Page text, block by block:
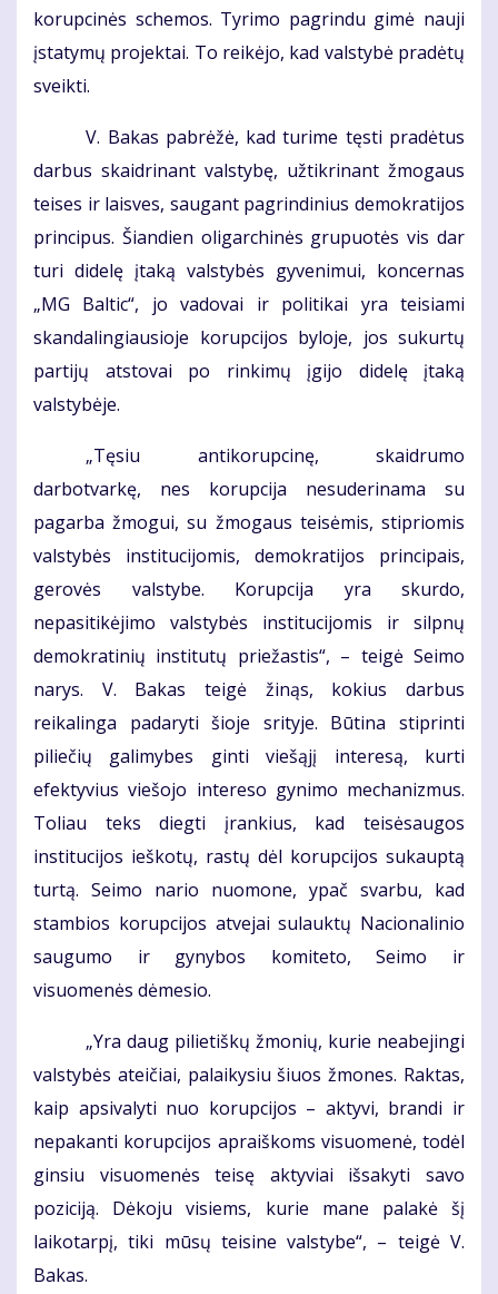
korupcinės schemos. Tyrimo pagrindu gimė nauji
įstatymų projektai. To reikėjo, kad valstybė pradėtų
sveikti.
V. Bakas pabrėžė, kad turime tęsti pradėtus
darbus skaidrinant valstybę, užtikrinant žmogaus
teises ir laisves, saugant pagrindinius demokratijos
principus. Šiandien oligarchinės grupuotės vis dar
turi didelę įtaką valstybės gyvenimui, koncernas
„MG Baltic“, jo vadovai ir politikai yra teisiami
skandalingiausioje korupcijos byloje, jos sukurtų
partijų atstovai po rinkimų įgijo didelę įtaką
valstybėje.
„Tęsiu antikorupcinę, skaidrumo
darbotvarkę, nes korupcija nesuderinama su
pagarba žmogui, su žmogaus teisėmis, stipriomis
valstybės institucijomis, demokratijos principais,
gerovės valstybe. Korupcija yra skurdo,
nepasitikėjimo valstybės institucijomis ir silpnų
demokratinių institutų priežastis“, – teigė Seimo
narys. V. Bakas teigė žinąs, kokius darbus
reikalinga padaryti šioje srityje. Būtina stiprinti
piliečių galimybes ginti viešąjį interesą, kurti
efektyvius viešojo intereso gynimo mechanizmus.
Toliau teks diegti įrankius, kad teisėsaugos
institucijos ieškotų, rastų dėl korupcijos sukauptą
turtą. Seimo nario nuomone, ypač svarbu, kad
stambios korupcijos atvejai sulauktų Nacionalinio
saugumo ir gynybos komiteto, Seimo ir
visuomenės dėmesio.
„Yra daug pilietiškų žmonių, kurie neabejingi
valstybės ateičiai, palaikysiu šiuos žmones. Raktas,
kaip apsivalyti nuo korupcijos – aktyvi, brandi ir
nepakanti korupcijos apraiškoms visuomenė, todėl
ginsiu visuomenės teisę aktyviai išsakyti savo
poziciją. Dėkoju visiems, kurie mane palakė šį
laikotarpį, tiki mūsų teisine valstybe“, – teigė V.
Bakas.